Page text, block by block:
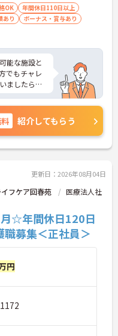
OK
年間休日110日以上
あり
ボーナス・賞与あり
能な施設と
でもチャレ
ましたら是
紹介してもらう
更新日：2026年08月04日
フケア回春苑
医療法人社
月☆年間休日120日
募集＜正社員＞
円